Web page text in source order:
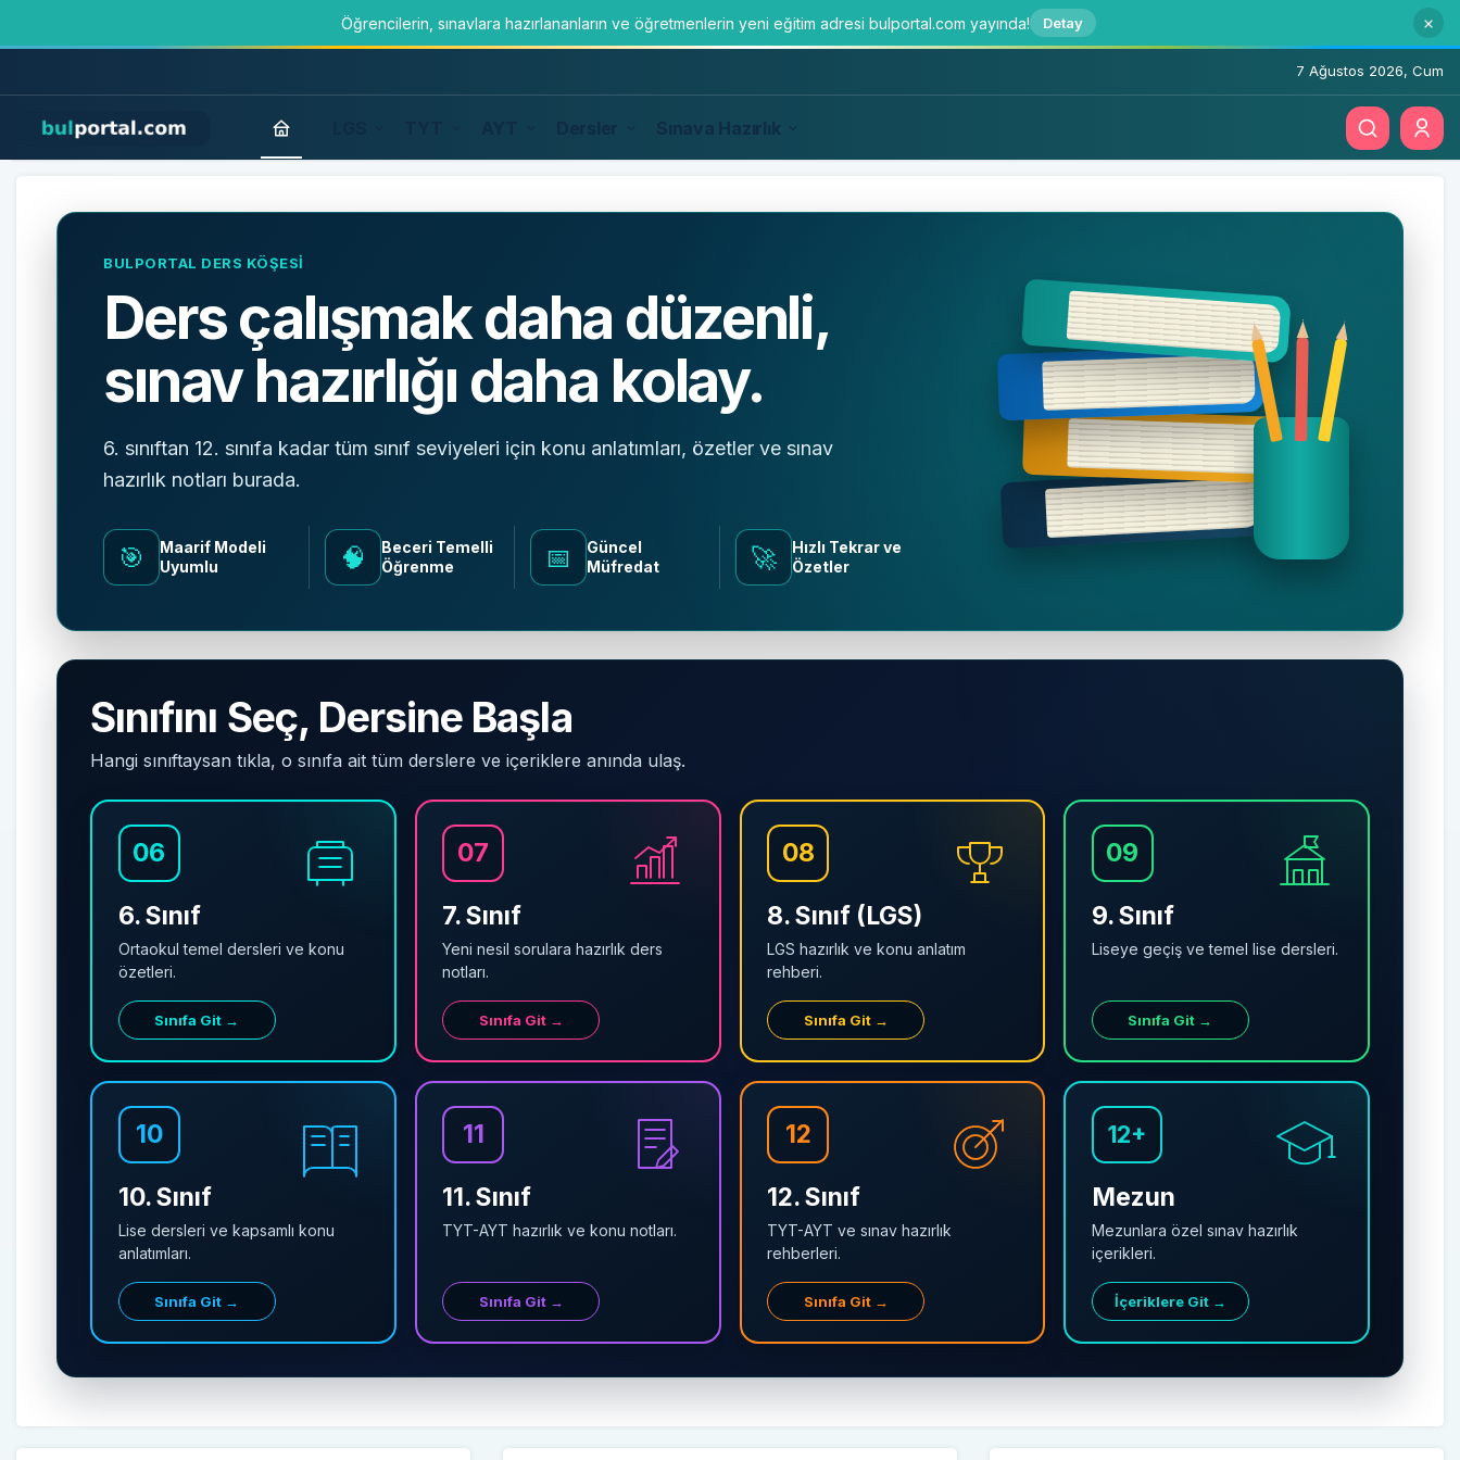
Öğrencilerin, sınavlara hazırlananların ve öğretmenlerin yeni eğitim adresi bulportal.com yayında! Detay
7 Ağustos 2026, Cum
BulPortal
Sınava Hazırlık
BULPORTAL DERS KÖŞESİ
Ders çalışmak daha düzenli,
sınav hazırlığı daha kolay.
6. sınıftan 12. sınıfa kadar tüm sınıf seviyeleri için konu anlatımları, özetler ve sınav
hazırlık notları burada.
🎯
Maarif Modeli
Uyumlu
🧠
Beceri Temelli
Öğrenme
📅
Güncel
Müfredat
🚀
Hızlı Tekrar ve
Özetler
Sınıfını Seç, Dersine Başla
Hangi sınıftaysan tıkla, o sınıfa ait tüm derslere ve içeriklere anında ulaş.
06
6. Sınıf
Ortaokul temel dersleri ve konu
özetleri.
Sınıfa Git →
07
7. Sınıf
Yeni nesil sorulara hazırlık ders
notları.
Sınıfa Git →
08
8. Sınıf (LGS)
LGS hazırlık ve konu anlatım
rehberi.
Sınıfa Git →
09
9. Sınıf
Liseye geçiş ve temel lise dersleri.
Sınıfa Git →
10
10. Sınıf
Lise dersleri ve kapsamlı konu
anlatımları.
Sınıfa Git →
11
11. Sınıf
TYT-AYT hazırlık ve konu notları.
Sınıfa Git →
12
12. Sınıf
TYT-AYT ve sınav hazırlık
rehberleri.
Sınıfa Git →
12+
Mezun
Mezunlara özel sınav hazırlık
içerikleri.
İçeriklere Git →